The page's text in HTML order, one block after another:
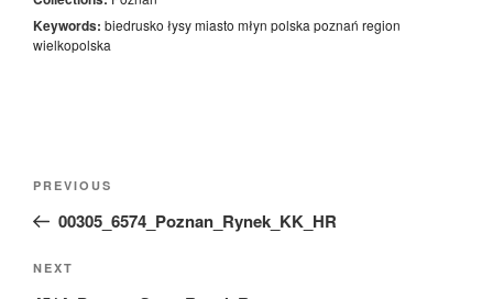
Keywords: biedrusko łysymiasto młyn polska poznań region
wielkopolska
Previous
Post
PREVIOUS
00305_6574_Poznan_Rynek_KK_HR
Next
NEXT